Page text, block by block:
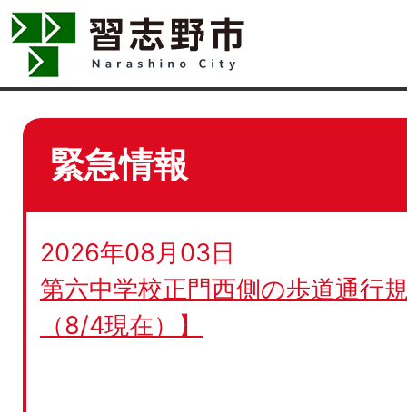
緊急情報
2026年08月03日
第六中学校正門西側の歩道通行
（8/4現在）】